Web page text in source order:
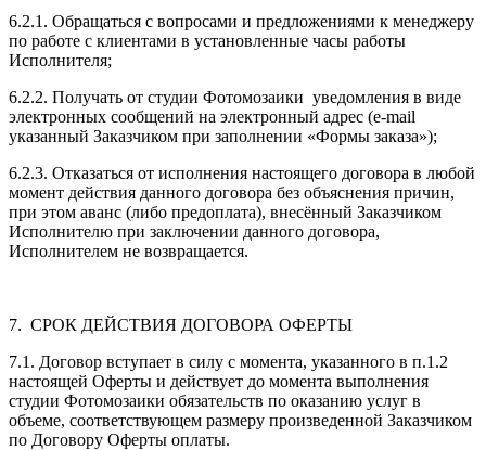
6.2.1. Обращаться с вопросами и предложениями к менеджеру
по работе с клиентами в установленные часы работы
Исполнителя;
6.2.2. Получать от студии Фотомозаики уведомления в виде
электронных сообщений на электронный адрес (e-mail
указанный Заказчиком при заполнении «Формы заказа»);
6.2.3. Отказаться от исполнения настоящего договора в любой
момент действия данного договора без объяснения причин,
при этом аванс (либо предоплата), внесённый Заказчиком
Исполнителю при заключении данного договора,
Исполнителем не возвращается.
7. СРОК ДЕЙСТВИЯ ДОГОВОРА ОФЕРТЫ
7.1. Договор вступает в силу с момента, указанного в п.1.2
настоящей Оферты и действует до момента выполнения
студии Фотомозаики обязательств по оказанию услуг в
объеме, соответствующем размеру произведенной Заказчиком
по Договору Оферты оплаты.